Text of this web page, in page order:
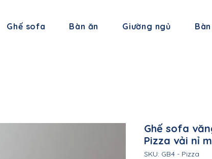
Ghế sofa Bàn ăn Giường ngủ
Ghế sofa
Pizza vải nỉ
SKU: GB4 - Pizza